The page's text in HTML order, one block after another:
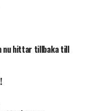
nu hittar tillbaka till